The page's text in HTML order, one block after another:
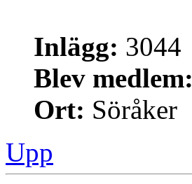
Inlägg: 3044
Blev medlem:
Ort: Söråker
Upp